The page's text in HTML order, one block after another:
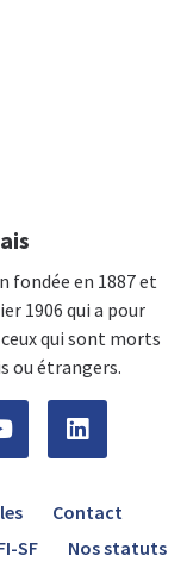
fondée en 1887 et
1906 qui a pour
qui sont morts
ou étrangers.
Contact
SF Nos statuts